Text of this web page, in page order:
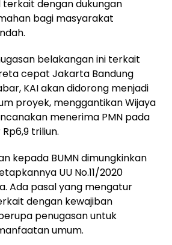
terkait dengan dukungan
bagi masyarakat
belakangan ini terkait
cepat Jakarta Bandung
KAI akan didorong menjadi
proyek, menggantikan Wijaya
menerima PMN pada
triliun.
kepada BUMN dimungkinkan
UU No.11/2020
Ada pasal yang mengatur
dengan kewajiban
penugasan untuk
umum.